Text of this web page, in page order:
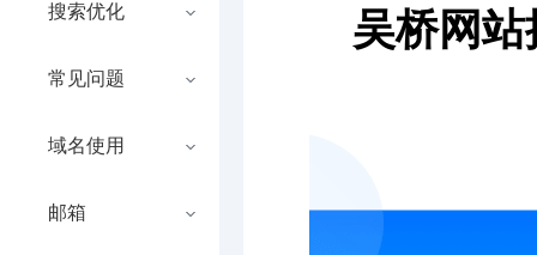
搜索优化
常见问题
域名使用
邮箱
吴桥网站